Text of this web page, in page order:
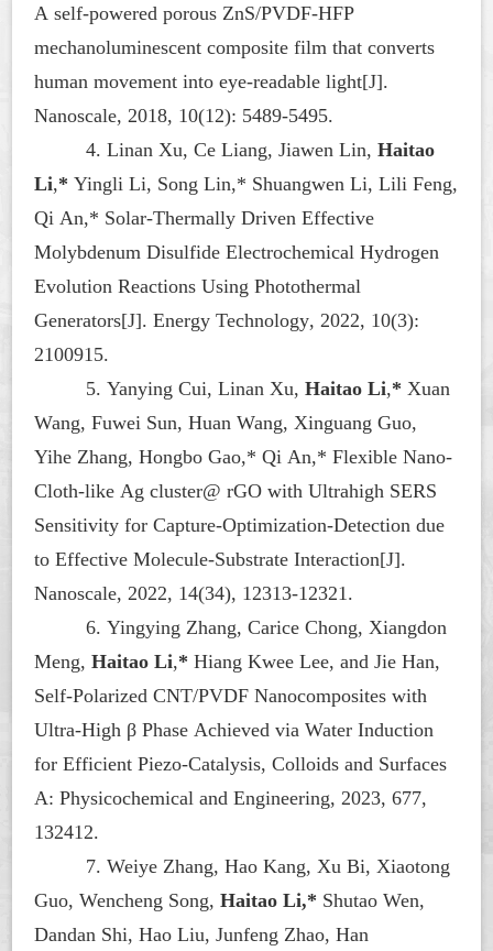
A self-powered porous ZnS/PVDF-HFP
mechanoluminescent composite film that converts
human movement into eye-readable light[J].
Nanoscale, 2018, 10(12): 5489-5495.
4. Linan Xu, Ce Liang, Jiawen Lin,Haitao
Li,* Yingli Li, Song Lin,* Shuangwen Li, Lili Feng,
Qi An,* Solar‐Thermally Driven Effective
Molybdenum Disulfide Electrochemical Hydrogen
Evolution Reactions Using Photothermal
Generators[J].Energy Technology, 2022, 10(3):
2100915.
5. Yanying Cui, Linan Xu,Haitao Li,* Xuan
Wang, Fuwei Sun, Huan Wang, Xinguang Guo,
Yihe Zhang, Hongbo Gao,* Qi An,* Flexible Nano-
Cloth-like Ag cluster@ rGO with Ultrahigh SERS
Sensitivity for Capture-Optimization-Detection due
to Effective Molecule-Substrate Interaction[J].
Nanoscale, 2022, 14(34), 12313-12321.
6. Yingying Zhang, Carice Chong, Xiangdon
Meng,Haitao Li,* Hiang Kwee Lee, and Jie Han,
Self-Polarized CNT/PVDF Nanocomposites with
Ultra-High β Phase Achieved via Water Induction
for Efficient Piezo-Catalysis,Colloids and Surfaces
A: Physicochemical and Engineering, 2023, 677,
132412.
7. Weiye Zhang, Hao Kang, Xu Bi, Xiaotong
Guo, Wencheng Song,Haitao Li,* Shutao Wen,
Dandan Shi, Hao Liu, Junfeng Zhao, Han